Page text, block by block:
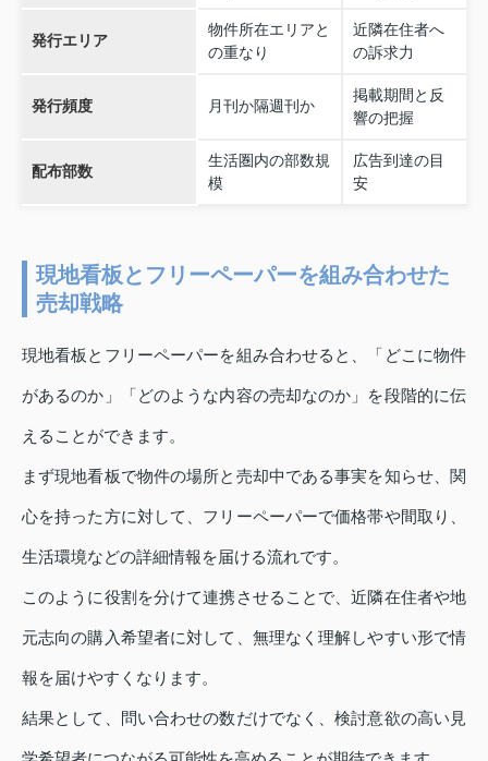
発行エリア
物件所在エリアと
の重なり
近隣在住者へ
の訴求力
発行頻度 月刊か隔週刊か
掲載期間と反
響の把握
配布部数
生活圏内の部数規
模
広告到達の目
安
現地看板とフリーペーパーを組み合わせた
売却戦略
現地看板とフリーペーパーを組み合わせると、「どこに物件
があるのか」「どのような内容の売却なのか」を段階的に伝
えることができます。
まず現地看板で物件の場所と売却中である事実を知らせ、関
心を持った方に対して、フリーペーパーで価格帯や間取り、
生活環境などの詳細情報を届ける流れです。
このように役割を分けて連携させることで、近隣在住者や地
元志向の購入希望者に対して、無理なく理解しやすい形で情
報を届けやすくなります。
結果として、問い合わせの数だけでなく、検討意欲の高い見